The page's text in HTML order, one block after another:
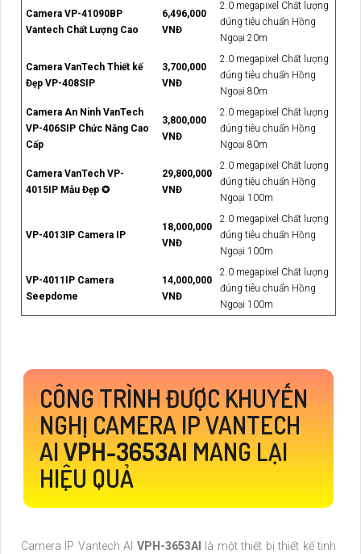
Camera VP-41090BP
Vantech Chất Lượng Cao
6,496,000
VNĐ
2.0 megapixel Chất lượng
đúng tiêu chuẩn Hồng
Ngoại 20m
Camera VanTech Thiết kế
Đẹp VP-408SIP
3,700,000
VNĐ
2.0 megapixel Chất lượng
đúng tiêu chuẩn Hồng
Ngoại 80m
Camera An Ninh VanTech
VP-406SIP Chức Năng Cao
Cấp
3,800,000
VNĐ
2.0 megapixel Chất lượng
đúng tiêu chuẩn Hồng
Ngoại 80m
Camera VanTech VP-
4015IP Mẫu Đẹp ✪
29,800,000
VNĐ
2.0 megapixel Chất lượng
đúng tiêu chuẩn Hồng
Ngoại 100m
VP-4013IP Camera IP
18,000,000
VNĐ
2.0 megapixel Chất lượng
đúng tiêu chuẩn Hồng
Ngoại 100m
VP-4011IP Camera
Seepdome
14,000,000
VNĐ
2.0 megapixel Chất lượng
đúng tiêu chuẩn Hồng
Ngoại 100m
CÔNG TRÌNH ĐƯỢC KHUYẾN
NGHỊ CAMERA IP VANTECH
AIVPH-3653AI MANG LẠI
HIỆU QUẢ
Camera IP Vantech AI VPH-3653AI
là một thiết bị thiết kế tinh